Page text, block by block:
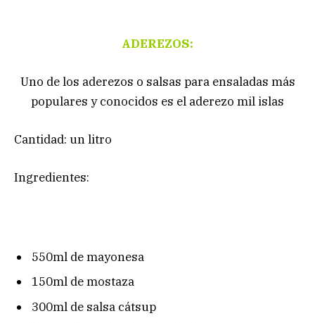
ADEREZOS:
Uno de los aderezos o salsas para ensaladas más
populares y conocidos es el aderezo mil islas
Cantidad: un litro
Ingredientes:
550ml de mayonesa
150ml de mostaza
300ml de salsa cátsup